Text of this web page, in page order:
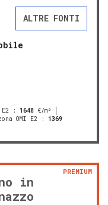
ALTRE FONTI
: 1648 €/m²
OMI E2 : 1369
in
PREMIUM